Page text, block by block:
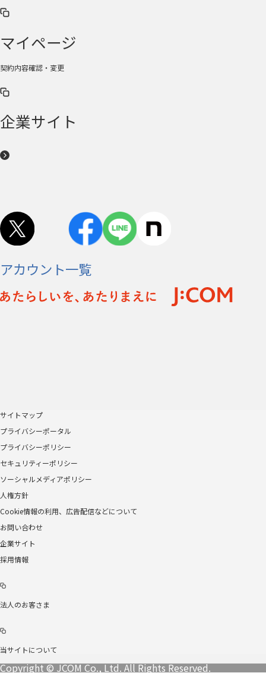
マイページ
契約内容確認・変更
企業サイト
アカウント一覧
サイトマップ
プライバシーポータル
プライバシーポリシー
セキュリティーポリシー
ソーシャルメディアポリシー
人権方針
Cookie情報の利用、広告配信などについて
お問い合わせ
企業サイト
採用情報
法人のお客さま
当サイトについて
Copyright © JCOM Co., Ltd. All Rights Reserved.